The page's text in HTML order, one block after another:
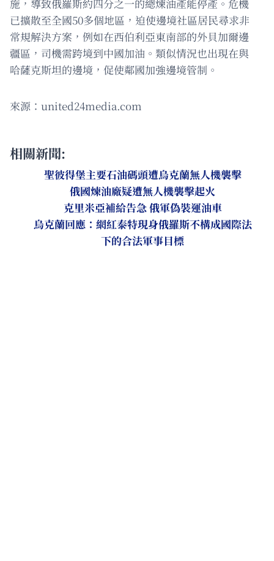
施，導致俄羅斯約四分之一的總煉油產能停產。危機
已擴散至全國50多個地區，迫使邊境社區居民尋求非
常規解決方案，例如在西伯利亞東南部的外貝加爾邊
疆區，司機需跨境到中國加油。類似情況也出現在與
哈薩克斯坦的邊境，促使鄰國加強邊境管制。
來源：united24media.com
相關新聞:
聖彼得堡主要石油碼頭遭烏克蘭無人機襲擊
俄國煉油廠疑遭無人機襲擊起火
克里米亞補給告急 俄軍偽裝運油車
烏克蘭回應：網紅泰特現身俄羅斯不構成國際法
下的合法軍事目標